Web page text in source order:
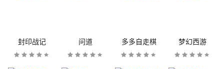
封印战记 问道 多多自走棋 梦幻西游